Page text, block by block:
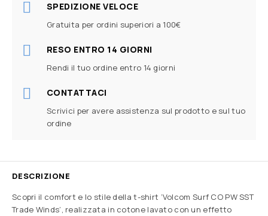
SPEDIZIONE VELOCE
Gratuita per ordini superiori a 100€
RESO ENTRO 14 GIORNI
Rendi il tuo ordine entro 14 giorni
CONTATTACI
Scrivici per avere assistenza sul prodotto e sul tuo
ordine
DESCRIZIONE
Scopri il comfort e lo stile della t-shirt ‘Volcom Surf CO PW SST
Trade Winds’, realizzata in cotone lavato con un effetto